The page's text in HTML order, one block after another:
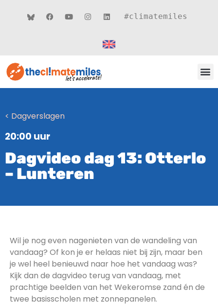
#climatemiles
< Dagverslagen
20:00 uur
Dagvideo dag 13: Otterlo
– Lunteren
Wil je nog even nagenieten van de wandeling van
vandaag? Of kon je er helaas niet bij zijn, maar ben
je wel heel benieuwd naar hoe het vandaag was?
Kijk dan de dagvideo terug van vandaag, met
prachtige beelden van het Wekeromse zand én de
twee basisscholen met zonnepanelen.